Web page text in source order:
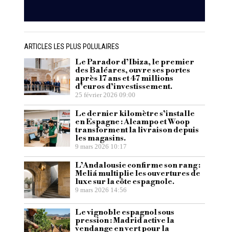
ARTICLES LES PLUS POLULAIRES
Le Parador d’Ibiza, le premier
des Baléares, ouvre ses portes
après 17 ans et 47 millions
d’euros d’investissement.
25 février 2026 09:00
Le dernier kilomètre s’installe
en Espagne : Alcampo et Woop
transforment la livraison depuis
les magasins.
9 mars 2026 10:17
L’Andalousie confirme son rang :
Meliá multiplie les ouvertures de
luxe sur la côte espagnole.
9 mars 2026 14:56
Le vignoble espagnol sous
pression : Madrid active la
vendange en vert pour la